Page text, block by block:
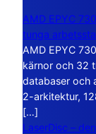
AMD EPYC
tunga
AMD EPYC
kärnor och 32
databaser och
2-arkitektur,
[…]
LaserDisc –